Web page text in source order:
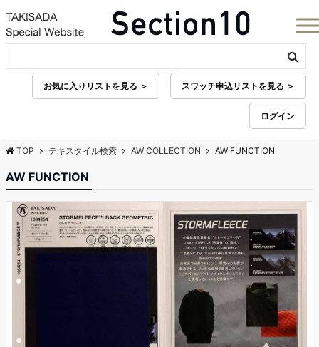
お気に入りリストを見る ＞ スワッチ申込リストを見る ＞
ログイン
TOP テキスタイル検索 AW COLLECTION AW FUNCTION
AW FUNCTION